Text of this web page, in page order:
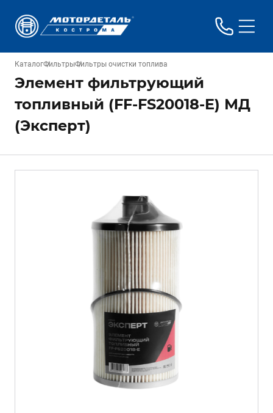
КаталогФильтрыФильтры очистки топлива
Элемент фильтрующий
топливный (FF-FS20018-E) МД
(Эксперт)